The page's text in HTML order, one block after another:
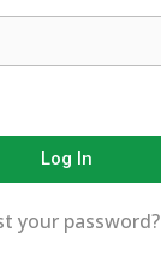
Log In
your password?